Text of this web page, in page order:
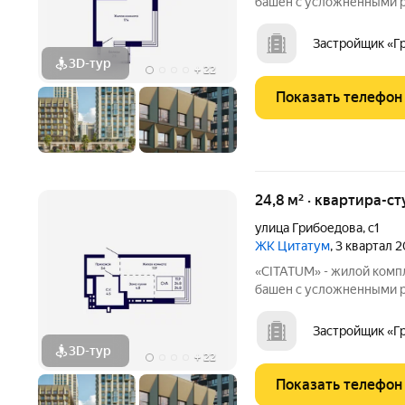
3D-тур + 22
просторное
ожидания.
Застройщик
Показать телефон
3D-тур + 22
24,8 м² · квартира-
улица Грибоедова,с1
ЖК Цитатум, 3 квартал
«CITATUM» - жилой
башен с усложненными
просторное
ожидания.
Застройщик
Показать телефон